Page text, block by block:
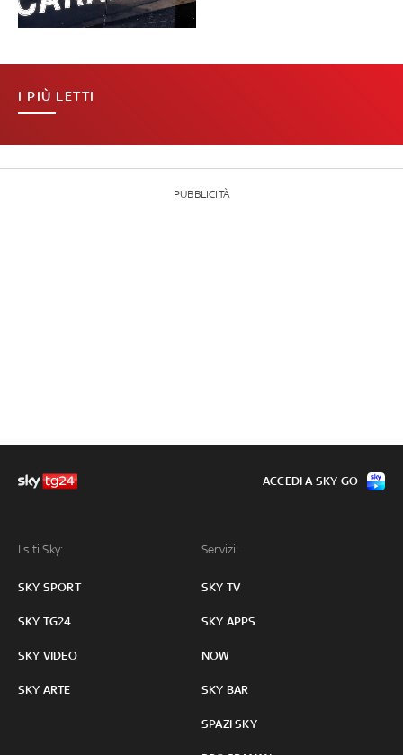
I PIÙ LETTI
PUBBLICITÀ
I siti Sky:
SKY SPORT
SKY TG24
SKY VIDEO
SKY ARTE
Servizi:
SKY TV
SKY APPS
NOW
SKY BAR
SPAZI SKY
ACCEDI A SKY GO